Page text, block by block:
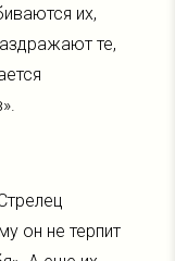
их,
те,
он не терпит